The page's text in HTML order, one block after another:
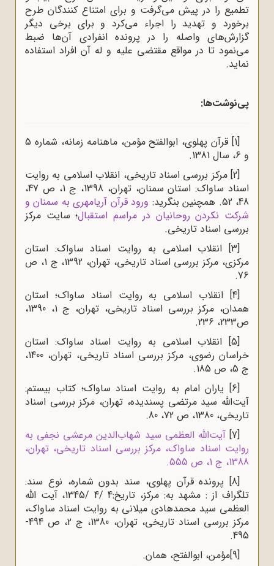
تطمیع را در پیش می‌گرفت و برای امتناع کنندگان طرح
برخورد و تهدید را اجراء می‌کرد و برای برخی دیگر
گزارش‌های واصله را در پرونده انفرادی آن‌ها ضبط
می‌نمود تا در مواقع مقتضی علیه و له آن افراد استفاده
نماید.
پی‌نوشت‌ها:
[1]
قرآن پهلوی، ابوالفتح مؤمن، ماهنامه زمانه، شماره 5
و 6، سال 1381.
[2]
مرکز بررسی اسناد تاریخی، انقلاب اسلامی به روایت
اسناد ساواک: استان سمنان، تهران، 1398، ج 1، ص 47،
48، 52. همچنین بنگرید:
ورود قرآن آریامهری به سمنان و
شرکت نکردن روحانیان در مراسم استقبال؛ سایت مرکز
بررسی اسناد تاریخی.
[3]
انقلاب اسلامی به روایت اسناد ساواک: استان
مرکزی، مرکز بررسی اسناد تاریخی، تهران، 1392، ج 1، ص
76.
[4]
انقلاب اسلامی به روایت اسناد ساواک؛ استان
همدان، مرکز بررسی اسناد تاریخی، تهران، ج 1، 1390،
ص233، 236.
[5]
انقلاب اسلامی به روایت اسناد ساواک: استان
خراسان رضوی، مرکز بررسی اسناد تاریخی، تهران، 1400،
ج 5، ص 185.
[6]
یاران امام به روایت اسناد ساواک؛ کتاب بیستم:
آیت‌الله سید مرتضی پسندیده، تهران، مرکز بررسی اسناد
تاریخی، 1380، ص 72، 80.
[7]
آیت‌الله العظمی سید شهاب‌الدین مرعشی نجفی به
روایت اسناد ساواک، مرکز بررسی اسناد تاریخی، تهران،
1388، ج 1، ص 555
.
[8]
پرونده قرآن پهلوی، سند بدون شماره، نوع سند:
تلگراف از : مشهد به: مرکز، تاریخ:4 /4 /1345، آیت الله
العظمی سید محمدهادی میلانی به روایت اسناد ساواک،
مرکز بررسی اسناد تاریخی، تهران، 1380، ج 2، ص 494-
495.
[9] مؤمن، ابوالفتح، همان.